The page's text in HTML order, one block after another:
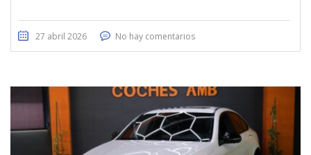
27 abril 2026 No hay comentarios